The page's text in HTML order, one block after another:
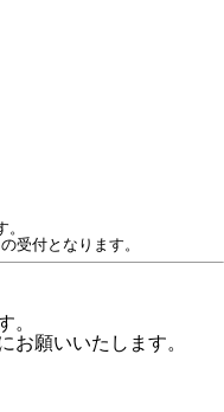
受付となります。
。
お願いいたします。